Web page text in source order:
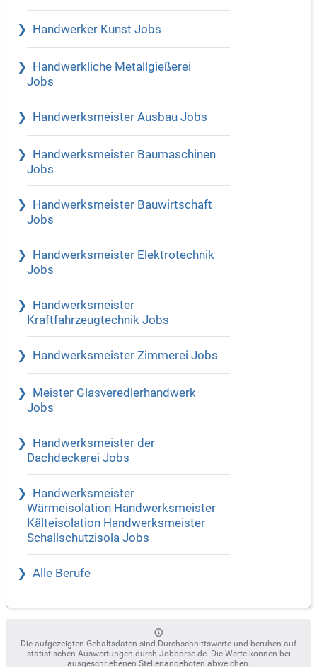
Handwerker Kunst Jobs
Handwerkliche Metallgießerei
Jobs
Handwerksmeister Ausbau Jobs
Handwerksmeister Baumaschinen
Jobs
Handwerksmeister Bauwirtschaft
Jobs
Handwerksmeister Elektrotechnik
Jobs
Handwerksmeister
Kraftfahrzeugtechnik Jobs
Handwerksmeister Zimmerei Jobs
Meister Glasveredlerhandwerk
Jobs
Handwerksmeister der
Dachdeckerei Jobs
Handwerksmeister
Wärmeisolation Handwerksmeister
Kälteisolation Handwerksmeister
Schallschutzisola Jobs
Alle Berufe
Die aufgezeigten Gehaltsdaten sind Durchschnittswerte und beruhen auf
statistischen Auswertungen durch Jobbörse.de. Die Werte können bei
ausgeschriebenen Stellenangeboten abweichen.